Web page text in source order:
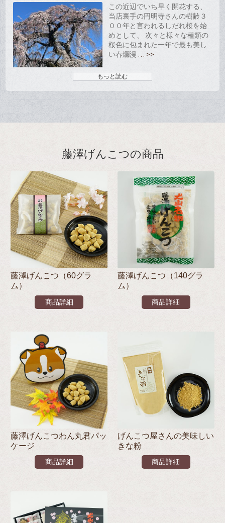
この近辺でいち早く開花する、
当店裏手の円明寺さんの樹齢３
００年と言われるしだれ桜を始
めとして、 次々と様々な種類の
桜色に包まれた一年で最も美し
い春爛漫 … >>
もっと読む
藤澤げんこつの商品
藤澤げんこつ（60グラ
ム）
商品詳細
藤澤げんこつ（140グラ
ム）
商品詳細
藤澤げんこつわん丸君パッ
ケージ
商品詳細
げんこつ屋さんの美味しい
きな粉
商品詳細